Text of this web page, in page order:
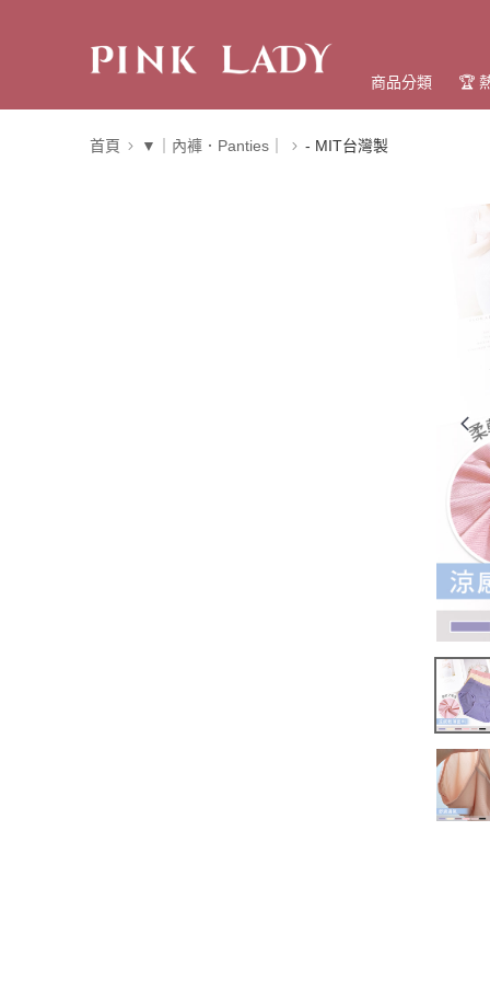
商品分類 🏆
首頁 ▼｜內褲．Panties｜ - MIT台灣製